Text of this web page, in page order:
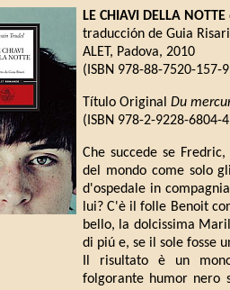
LE CHIAVI DELLA NOTTE
traducción de Guia Risari
ALET, Padova, 2010
(ISBN 978-88-7520-157-
Título Original Du
(ISBN 978-2-9228-6804-
Che succede se
del mondo come solo
d'ospedale in
lui? C'è il folle Benoit
bello, la dolcissima
di piú e, se il sole fosse
Il risultato è un
folgorante humor nero